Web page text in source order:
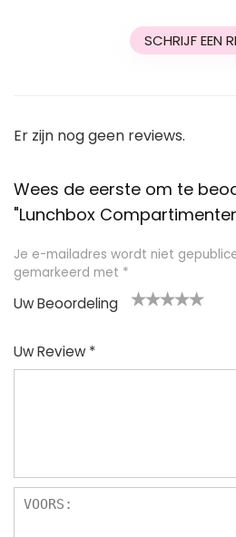
SCHRIJF EEN
Er zijn nog geen reviews.
Wees de eerste om te
"Lunchbox
Je e-mailadres wordt niet
gemarkeerd met *
Uw Beoordeling
Uw Review *